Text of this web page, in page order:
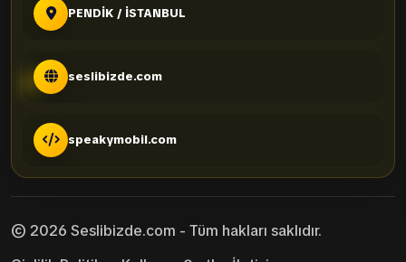
PENDİK / İSTANBUL
seslibizde.com
speakymobil.com
© 2026 Seslibizde.com - Tüm hakları saklıdır.